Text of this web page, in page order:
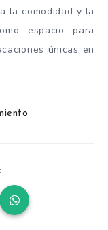
la comodidad y la
espacio para
únicas en